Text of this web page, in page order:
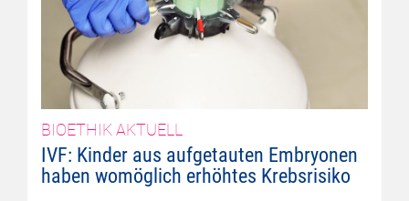
BIOETHIK AKTUELL
IVF: Kinder aus aufgetauten Embryonen
haben womöglich erhöhtes Krebsrisiko